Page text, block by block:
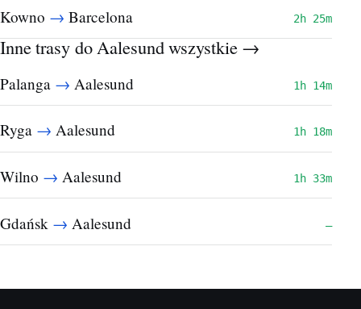
Kowno → Barcelona 2h 25m
Inne trasy do Aalesundwszystkie →
Palanga → Aalesund 1h 14m
Ryga → Aalesund 1h 18m
Wilno → Aalesund 1h 33m
Gdańsk → Aalesund —